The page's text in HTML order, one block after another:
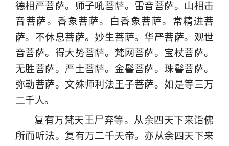
德相严菩萨。师子吼菩萨。雷音菩萨。山相击
音菩萨。香象菩萨。白香象菩萨。常精进菩
萨。不休息菩萨。妙生菩萨。华严菩萨。观世
音菩萨。得大势菩萨。梵网菩萨。宝杖菩萨。
无胜菩萨。严土菩萨。金髻菩萨。珠髻菩萨。
弥勒菩萨。文殊师利法王子菩萨。如是等三万
二千人。
复有万梵天王尸弃等。从余四天下来诣佛
所而听法。复有万二千天帝。亦从余四天下来